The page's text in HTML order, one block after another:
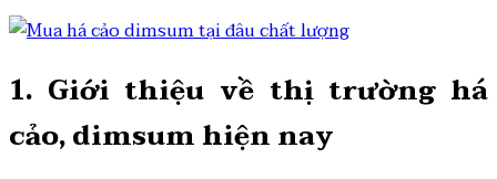
1. Giới thiệu về thị trường há
cảo, dimsum hiện nay